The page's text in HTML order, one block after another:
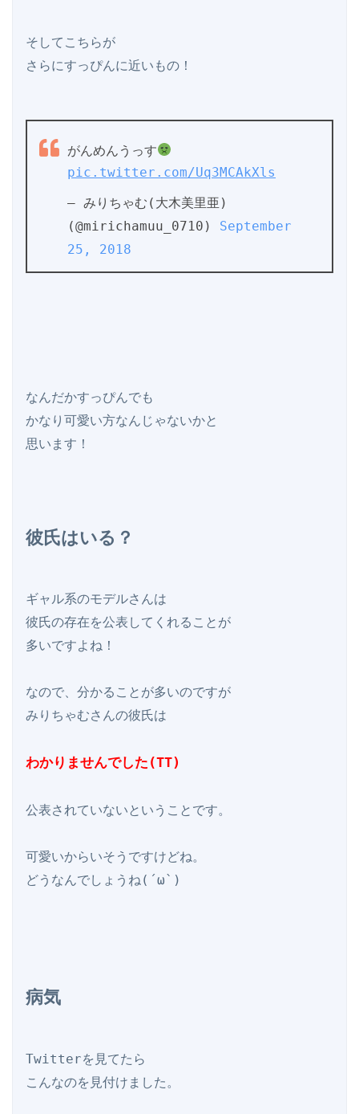
そしてこちらが
さらにすっぴんに近いもの！
がんめんうっす
pic.twitter.com/Uq3MCAkXls
— みりちゃむ(大木美里亜)
(@mirichamuu_0710) September
25, 2018
なんだかすっぴんでも
かなり可愛い方なんじゃないかと
彼氏はいる？
ギャル系のモデルさんは
彼氏の存在を公表してくれることが
多いですよね！
なので、分かることが多いのですが
みりちゃむさんの彼氏は
わかりませんでした(TT)
公表されていないということです。
可愛いからいそうですけどね。
どうなんでしょうね(´ω`)
病気
Twitterを見てたら
こんなのを見付けました。